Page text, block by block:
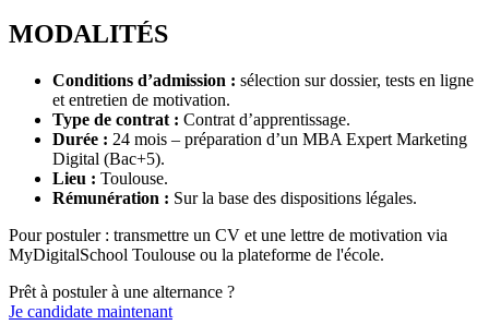
MODALITÉS
Conditions d’admission : sélection sur dossier, tests en ligne
et entretien de motivation.
Type de contrat : Contrat d’apprentissage.
Durée : 24 mois – préparation d’un MBA Expert Marketing
Digital (Bac+5).
Lieu : Toulouse.
Rémunération : Sur la base des dispositions légales.
Pour postuler : transmettre un CV et une lettre de motivation via
MyDigitalSchool Toulouse ou la plateforme de l'école.
Prêt à postuler à une alternance ?
Je candidate maintenant